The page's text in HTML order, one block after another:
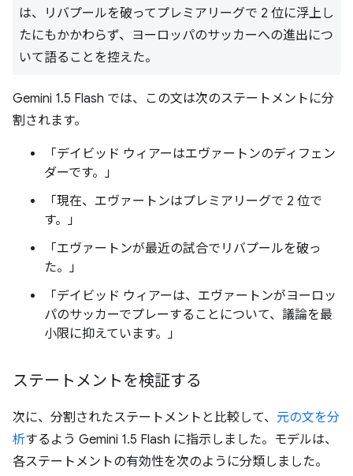
は、リバプールを破ってプレミアリーグで 2 位に浮上し
たにもかかわらず、ヨーロッパのサッカーへの進出につ
いて語ることを控えた。
Gemini 1.5 Flash では、この文は次のステートメントに分
割されます。
「デイビッド ウィアーはエヴァートンのディフェン
ダーです。」
「現在、エヴァートンはプレミアリーグで 2 位で
す。」
「エヴァートンが最近の試合でリバプールを破っ
た。」
「デイビッド ウィアーは、エヴァートンがヨーロッ
パのサッカーでプレーすることについて、議論を最
小限に抑えています。」
ステートメントを検証する
次に、分割されたステートメントと比較して、 元の文を分
析するよう Gemini 1.5 Flash に指示しました。モデルは、
各ステートメントの有効性を次のように分類しました。